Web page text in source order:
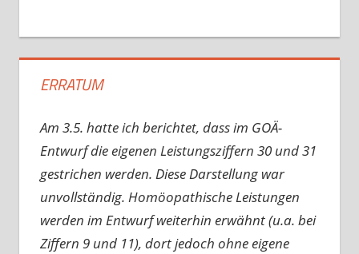
ERRATUM
Am 3.5. hatte ich berichtet, dass im GOÄ-
Entwurf die eigenen Leistungsziffern 30 und 31
gestrichen werden. Diese Darstellung war
unvollständig. Homöopathische Leistungen
werden im Entwurf weiterhin erwähnt (u.a. bei
Ziffern 9 und 11), dort jedoch ohne eigene